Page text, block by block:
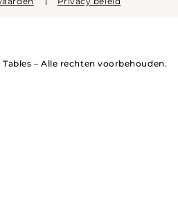
– Alle rechten voorbehouden.